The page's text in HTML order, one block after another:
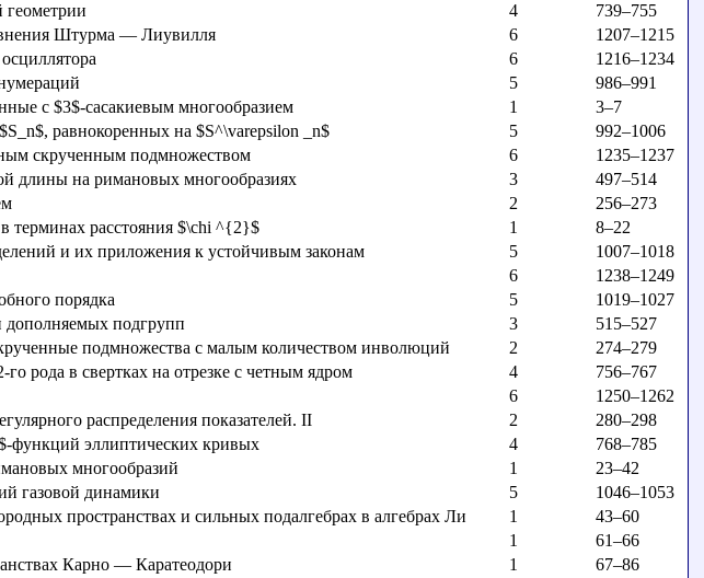
геометрии 4
739–755
Штурма — Лиувилля 6
1207–1215
6
1216–1234
5
986–991
с $3$-сасакиевым многообразием 1
3–7
равнокоренных на $S^\varepsilon _n$ 5
992–1006
скрученным подмножеством 6
1235–1237
длины на римановых многообразиях 3
497–514
2
256–273
терминах расстояния $\chi ^{2}$ 1
8–22
и их приложения к устойчивым законам 5
1007–1018
6
1238–1249
порядка 5
1019–1027
дополняемых подгрупп 3
515–527
подмножества с малым количеством инволюций 2
274–279
рода в свертках на отрезке с четным ядром 4
756–767
6
1250–1262
распределения показателей. II 2
280–298
функций эллиптических кривых 4
768–785
многообразий 1
23–42
газовой динамики 5
1046–1053
пространствах и сильных подалгебрах в алгебрах Ли 1
43–60
1
61–66
Карно — Каратеодори 1
67–86